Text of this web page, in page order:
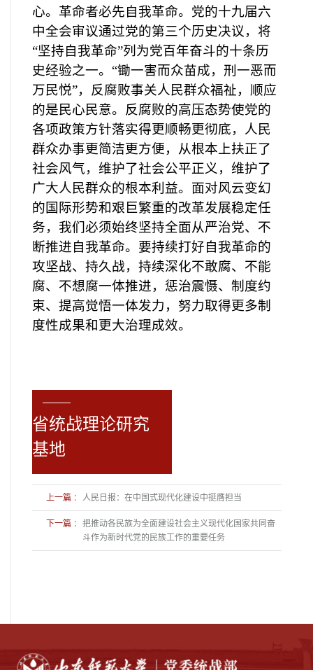
心。革命者必先自我革命。党的十九届六
中全会审议通过党的第三个历史决议，将
“坚持自我革命”列为党百年奋斗的十条历
史经验之一。“锄一害而众苗成，刑一恶而
万民悦”，反腐败事关人民群众福祉，顺应
的是民心民意。反腐败的高压态势使党的
各项政策方针落实得更顺畅更彻底，人民
群众办事更简洁更方便，从根本上扶正了
社会风气，维护了社会公平正义，维护了
广大人民群众的根本利益。面对风云变幻
的国际形势和艰巨繁重的改革发展稳定任
务，我们必须始终坚持全面从严治党、不
断推进自我革命。要持续打好自我革命的
攻坚战、持久战，持续深化不敢腐、不能
腐、不想腐一体推进，惩治震慑、制度约
束、提高觉悟一体发力，努力取得更多制
度性成果和更大治理成效。
省统战理论研究
基地
上一篇 ： 人民日报：在中国式现代化建设中挺膺担当
下一篇 ： 把推动各民族为全面建设社会主义现代化国家共同奋
斗作为新时代党的民族工作的重要任务